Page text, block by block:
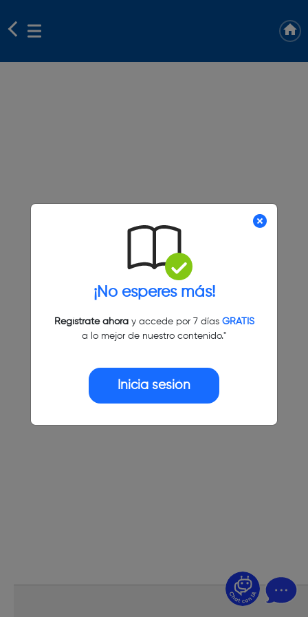
¡No esperes más!
Regístrate ahoray accede por 7 días GRATIS
a lo mejor de nuestro contenido."
Inicia sesión